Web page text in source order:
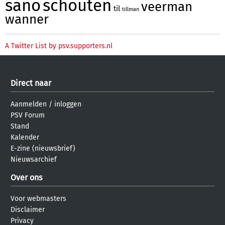
sanoschouten til tillman veerman
wanner
A Twitter List by psv.supporters.nl
Direct naar
Aanmelden / inloggen
PSV Forum
Stand
Kalender
E-zine (nieuwsbrief)
Nieuwsarchief
Over ons
Voor webmasters
Disclaimer
Privacy